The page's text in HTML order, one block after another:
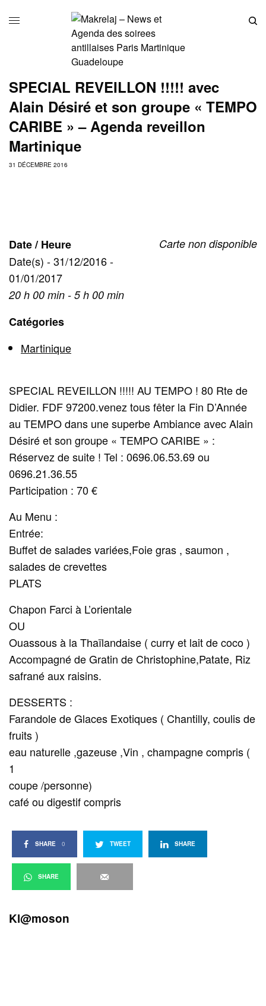
SPECIAL REVEILLON !!!!! avec
Alain Désiré et son groupe « TEMPO
CARIBE » – Agenda reveillon
Martinique
31 DÉCEMBRE 2016
Carte non disponible
Date / Heure
Date(s) - 31/12/2016 -
01/01/2017
20 h 00 min - 5 h 00 min
Catégories
Martinique
SPECIAL REVEILLON !!!!! AU TEMPO ! 80 Rte de
Didier. FDF 97200.venez tous fêter la Fin D’Année
au TEMPO dans une superbe Ambiance avec Alain
Désiré et son groupe « TEMPO CARIBE » :
Réservez de suite ! Tel : 0696.06.53.69 ou
0696.21.36.55
Participation : 70 €
Au Menu :
Entrée:
Buffet de salades variées,Foie gras , saumon ,
salades de crevettes
PLATS
Chapon Farci à L’orientale
OU
Ouassous à la Thaïlandaise ( curry et lait de coco )
Accompagné de Gratin de Christophine,Patate, Riz
safrané aux raisins.
DESSERTS :
Farandole de Glaces Exotiques ( Chantilly, coulis de
fruits )
eau naturelle ,gazeuse ,Vin , champagne compris (
1
coupe /personne)
café ou digestif compris
SHARE 0 TWEET SHARE
SHARE
Kl@moson